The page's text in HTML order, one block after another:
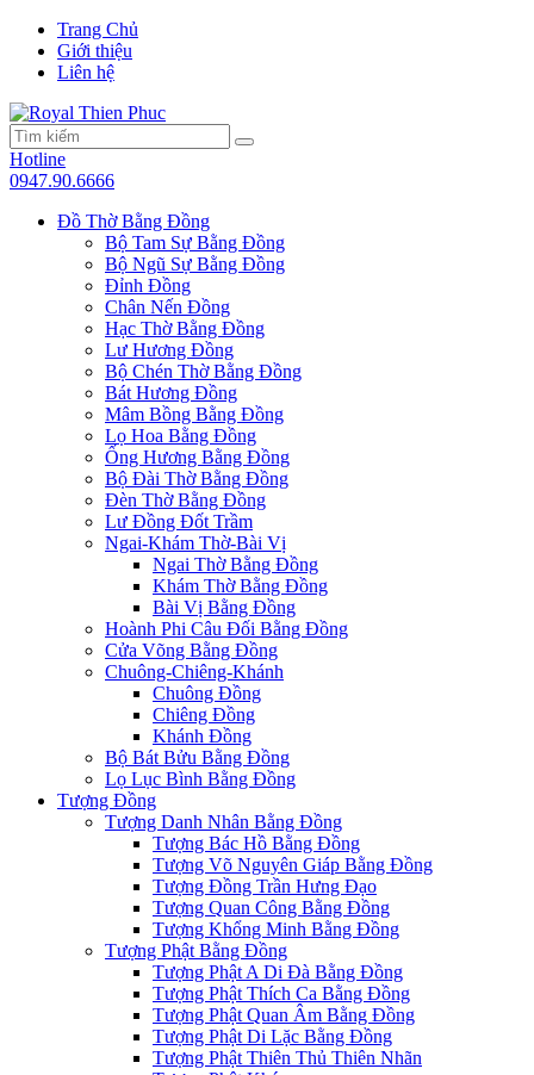
Trang Chủ
Giới thiệu
Liên hệ
Hotline
0947.90.6666
Đồ Thờ Bằng Đồng
Bộ Tam Sự Bằng Đồng
Bộ Ngũ Sự Bằng Đồng
Đỉnh Đồng
Chân Nến Đồng
Hạc Thờ Bằng Đồng
Lư Hương Đồng
Bộ Chén Thờ Bằng Đồng
Bát Hương Đồng
Mâm Bồng Bằng Đồng
Lọ Hoa Bằng Đồng
Ống Hương Bằng Đồng
Bộ Đài Thờ Bằng Đồng
Đèn Thờ Bằng Đồng
Lư Đồng Đốt Trầm
Ngai-Khám Thờ-Bài Vị
Ngai Thờ Bằng Đồng
Khám Thờ Bằng Đồng
Bài Vị Bằng Đồng
Hoành Phi Câu Đối Bằng Đồng
Cửa Võng Bằng Đồng
Chuông-Chiêng-Khánh
Chuông Đồng
Chiêng Đồng
Khánh Đồng
Bộ Bát Bửu Bằng Đồng
Lọ Lục Bình Bằng Đồng
Tượng Đồng
Tượng Danh Nhân Bằng Đồng
Tượng Bác Hồ Bằng Đồng
Tượng Võ Nguyên Giáp Bằng Đồng
Tượng Đồng Trần Hưng Đạo
Tượng Quan Công Bằng Đồng
Tượng Khổng Minh Bằng Đồng
Tượng Phật Bằng Đồng
Tượng Phật A Di Đà Bằng Đồng
Tượng Phật Thích Ca Bằng Đồng
Tượng Phật Quan Âm Bằng Đồng
Tượng Phật Di Lặc Bằng Đồng
Tượng Phật Thiên Thủ Thiên Nhãn